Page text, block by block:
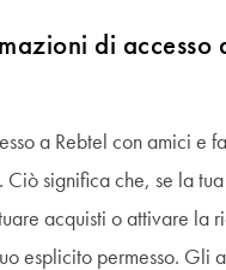
di accesso
a Rebtel con amici e
Ciò significa che, se la
acquisti o attivare la
esplicito permesso. Gli